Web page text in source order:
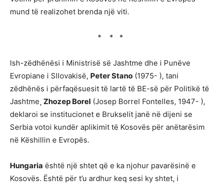
mund të realizohet brenda një viti.
* * *
Ish-zëdhënësi i Ministrisë së Jashtme dhe i Punëve
Evropiane i Sllovakisë, Peter Stano (1975- ), tani
zëdhënës i përfaqësuesit të lartë të BE-së për Politikë të
Jashtme¸ Zhozep Borel (Josep Borrel Fontelles, 1947- ),
deklaroi se institucionet e Brukselit janë në dijeni se
Serbia votoi kundër aplikimit të Kosovës për anëtarësim
në Këshillin e Evropës.
Hungaria është një shtet që e ka njohur pavarësinë e
Kosovës. Është për t’u ardhur keq sesi ky shtet, i